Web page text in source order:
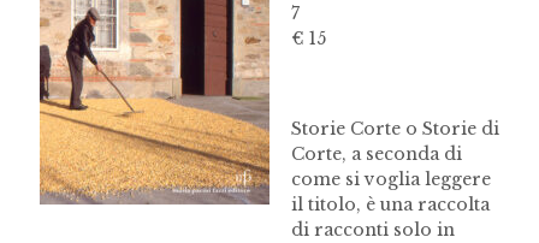
7
€ 15
Storie Corte o Storie di
Corte, a seconda di
come si voglia leggere
il titolo, è una raccolta
di racconti solo in